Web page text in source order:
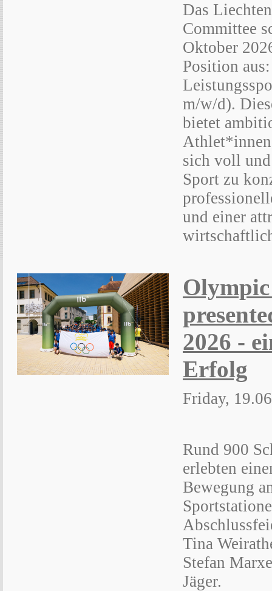
Das
Committee
Oktober
Position aus:
m/w/d).
bietet
sich voll
Sport zu
und einer
2026 -
Erfolg
Friday,
Rund 900
erlebten
Bewegung
Tina
Stefan
Jäger.